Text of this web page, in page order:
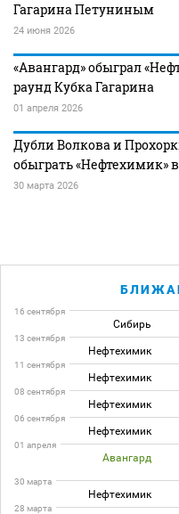
Гагарина Петуниным
24 июня 2026
«Авангард» обыграл
раунд Кубка Гагарина
01 апреля 2026
Дубли Волкова и
обыграть «Нефтехимик»
30 марта 2026
16 сентября
Сибирь
13 сентября
Нефтехимик
11 сентября
Нефтехимик
08 сентября
Нефтехимик
06 сентября
Нефтехимик
01 апреля
Авангард
30 марта
Нефтехимик
28 марта